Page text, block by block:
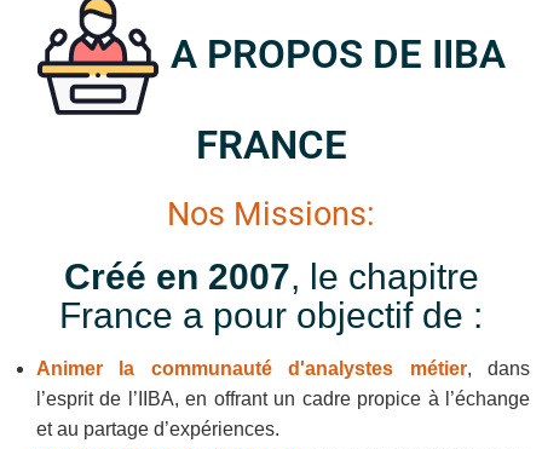
A PROPOS DE IIBA
FRANCE
Nos Missions:
Créé en 2007, le chapitre
France a pour objectif de :
Animer la communauté d'analystes métier, dans
l’esprit de l’IIBA, en offrant un cadre propice à l’échange
et au partage d’expériences.